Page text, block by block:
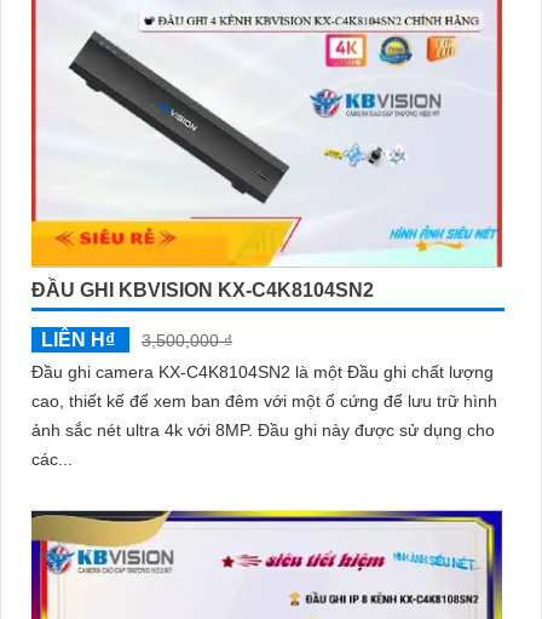
ĐẦU GHI KBVISION KX-C4K8104SN2
LIÊN H₫
3,500,000 ₫
Đầu ghi camera KX-C4K8104SN2 là một Đầu ghi chất lượng
cao, thiết kế để xem ban đêm với một ổ cứng để lưu trữ hình
ảnh sắc nét ultra 4k với 8MP. Đầu ghi này được sử dụng cho
các...